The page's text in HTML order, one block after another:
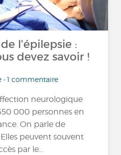
l'épilepsie :
devez savoir !
• 1 commentaire
neurologique
000 personnes en
On parle de
peuvent souvent
par le...